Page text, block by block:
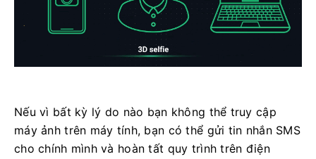
Nếu vì bất kỳ lý do nào bạn không thể truy cập
máy ảnh trên máy tính, bạn có thể gửi tin nhắn SMS
cho chính mình và hoàn tất quy trình trên điện